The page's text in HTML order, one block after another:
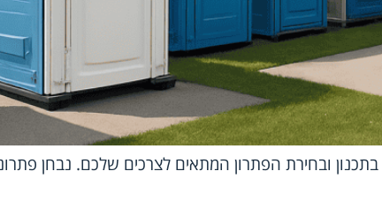
ובחירת הפתרון המתאים לצרכים שלכם. נבחן